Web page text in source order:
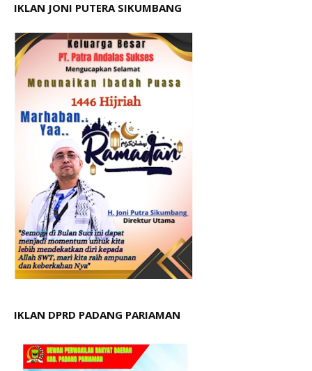
IKLAN JONI PUTERA SIKUMBANG
IKLAN DPRD PADANG PARIAMAN